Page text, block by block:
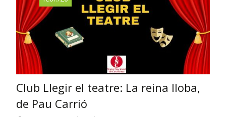
Club Llegir el teatre: La reina lloba,
de Pau Carrió